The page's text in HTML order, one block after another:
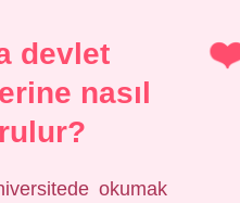
devlet
nasıl
okumak